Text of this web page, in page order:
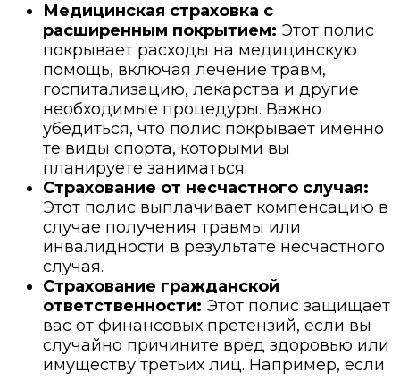
Медицинская страховка с
расширенным покрытием: Этот полис
покрывает расходы на медицинскую
помощь, включая лечение травм,
госпитализацию, лекарства и другие
необходимые процедуры. Важно
убедиться, что полис покрывает именно
те виды спорта, которыми вы
планируете заниматься.
Страхование от несчастного случая:
Этот полис выплачивает компенсацию в
случае получения травмы или
инвалидности в результате несчастного
случая.
Страхование гражданской
ответственности: Этот полис защищает
вас от финансовых претензий, если вы
случайно причините вред здоровью или
имуществу третьих лиц. Например, если